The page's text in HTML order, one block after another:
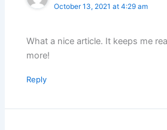
October 13, 2021 at 4:29 am
What a nice article. It keeps me
more!
Reply